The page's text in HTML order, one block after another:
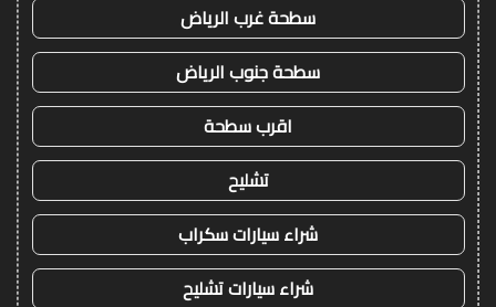
سطحة غرب الرياض
سطحة جنوب الرياض
اقرب سطحة
تشليح
شراء سيارات سكراب
شراء سيارات تشليح